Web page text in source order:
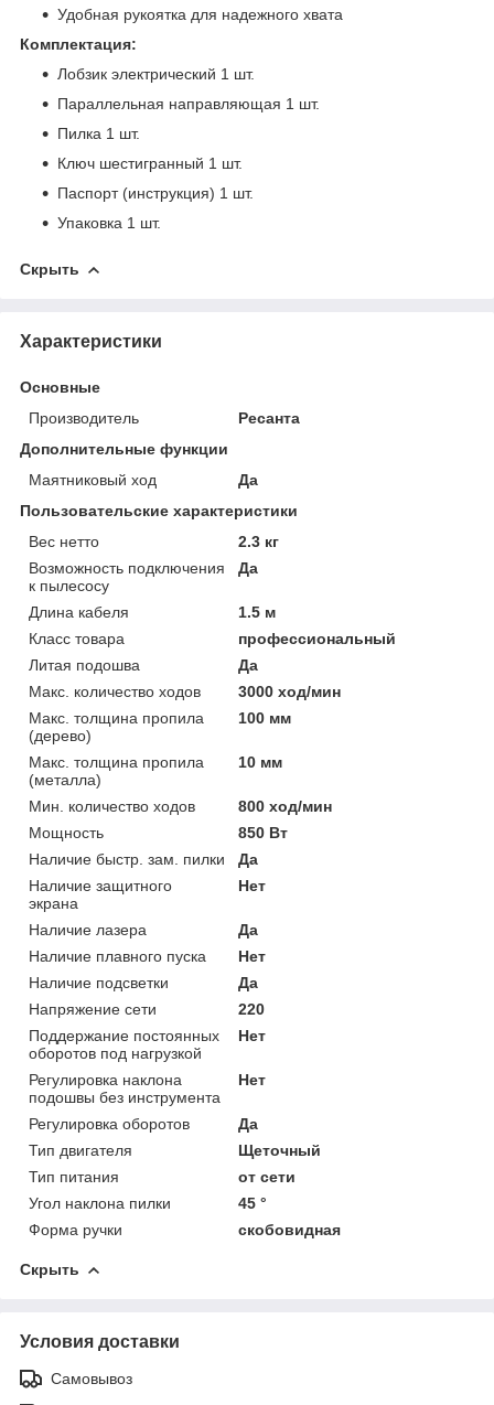
Удобная рукоятка для надежного хвата
Комплектация:
Лобзик электрический 1 шт.
Параллельная направляющая 1 шт.
Пилка 1 шт.
Ключ шестигранный 1 шт.
Паспорт (инструкция) 1 шт.
Упаковка 1 шт.
Скрыть
Характеристики
Основные
Производитель
Ресанта
Дополнительные функции
Маятниковый ход
Да
Пользовательские характеристики
Вес нетто
2.3 кг
Возможность подключения
к пылесосу
Да
Длина кабеля
1.5 м
Класс товара
профессиональный
Литая подошва
Да
Макс. количество ходов
3000 ход/мин
Макс. толщина пропила
(дерево)
100 мм
Макс. толщина пропила
(металла)
10 мм
Мин. количество ходов
800 ход/мин
Мощность
850 Вт
Наличие быстр. зам. пилки
Да
Наличие защитного
экрана
Нет
Наличие лазера
Да
Наличие плавного пуска
Нет
Наличие подсветки
Да
Напряжение сети
220
Поддержание постоянных
оборотов под нагрузкой
Нет
Регулировка наклона
подошвы без инструмента
Нет
Регулировка оборотов
Да
Тип двигателя
Щеточный
Тип питания
от сети
Угол наклона пилки
45 °
Форма ручки
скобовидная
Скрыть
Условия доставки
Самовывоз